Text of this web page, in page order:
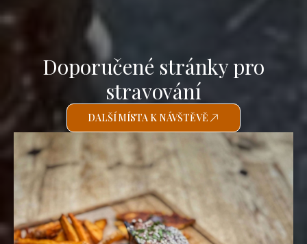
Doporučené stránky pro
stravování
DALŠÍ MÍSTA K NÁVŠTĚVĚ